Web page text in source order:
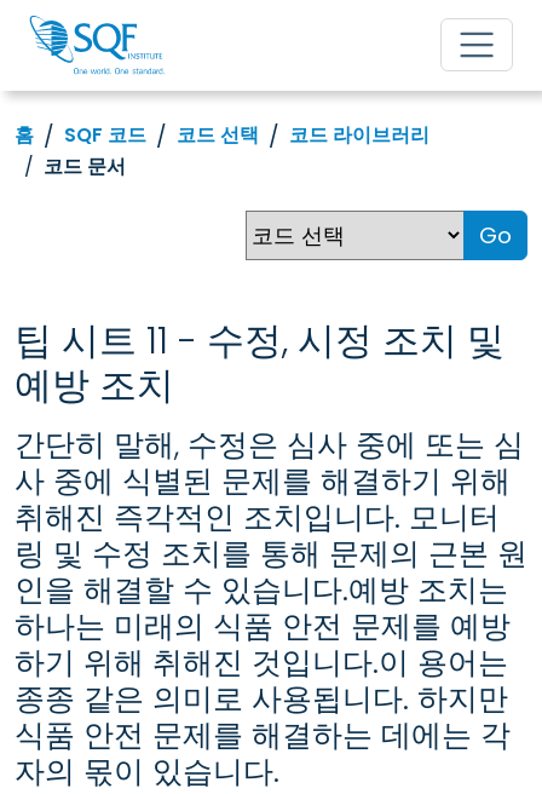
홈 SQF 코드 코드 선택
코드 라이브러리
코드 문서
Go
팁 시트 11 - 수정, 시정 조치 및
예방 조치
간단히 말해, 수정은 심사 중에 또는 심
사 중에 식별된 문제를 해결하기 위해
취해진 즉각적인 조치입니다. 모니터
링 및 수정 조치를 통해 문제의 근본 원
인을 해결할 수 있습니다.예방 조치는
하나는 미래의 식품 안전 문제를 예방
하기 위해 취해진 것입니다.이 용어는
종종 같은 의미로 사용됩니다. 하지만
식품 안전 문제를 해결하는 데에는 각
자의 몫이 있습니다.